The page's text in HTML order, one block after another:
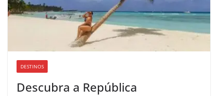
DESTINOS
Descubra a República